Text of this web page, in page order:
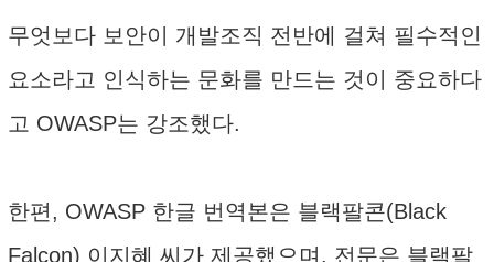
무엇보다 보안이 개발조직 전반에 걸쳐 필수적인
요소라고 인식하는 문화를 만드는 것이 중요하다
고 OWASP는 강조했다.
한편, OWASP 한글 번역본은 블랙팔콘(Black
Falcon) 이지혜 씨가 제공했으며. 전문은 블랙팔